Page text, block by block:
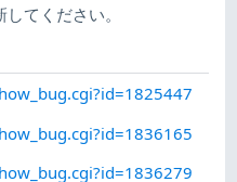
てください。